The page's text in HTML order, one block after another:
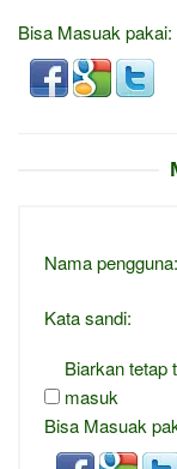
Bisa Masuak pakai:
Nama pengguna:
Kata sandi:
Biarkan tetap
masuk
Bisa Masuak